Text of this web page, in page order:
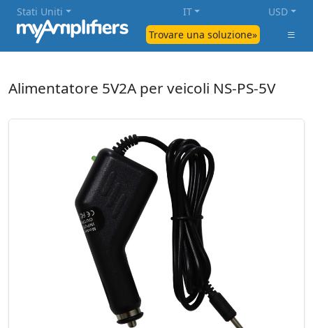
Trovare una soluzione»
Stati Uniti IT USD
Alimentatore 5V2A per veicoli NS-PS-5V